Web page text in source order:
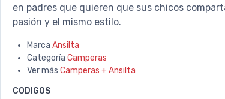
en padres que quieren que sus chicos
pasión y el mismo estilo.
Marca Ansilta
Categoría Camperas
Ver más Camperas + Ansilta
CODIGOS